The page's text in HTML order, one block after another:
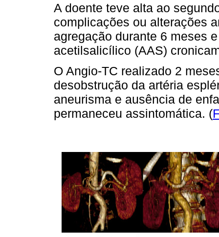
A doente teve alta ao
complicações ou alterações
agregação durante 6 meses
acetilsalicílico (AAS)
O Angio-TC realizado 2
desobstrução da artéria
aneurisma e ausência de
permaneceu assintomática. (